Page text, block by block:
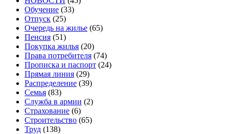
Обучение (33)
Отпуск (25)
Очередь на жилье (65)
Пенсия (51)
Покупка жилья (20)
Права потребителя (74)
Прописка и паспорт (24)
Прямая линия (29)
Распределение (39)
Семья (83)
Служба в армии (2)
Страхование (6)
Строительство (65)
Труд (138)